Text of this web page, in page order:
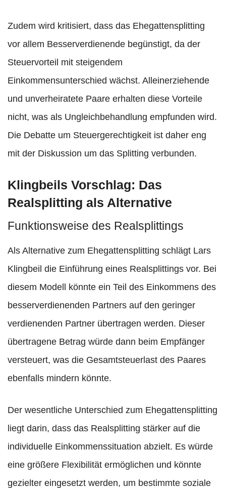
Zudem wird kritisiert, dass das Ehegattensplitting
vor allem Besserverdienende begünstigt, da der
Steuervorteil mit steigendem
Einkommensunterschied wächst. Alleinerziehende
und unverheiratete Paare erhalten diese Vorteile
nicht, was als Ungleichbehandlung empfunden wird.
Die Debatte um Steuergerechtigkeit ist daher eng
mit der Diskussion um das Splitting verbunden.
Klingbeils Vorschlag: Das
Realsplitting als Alternative
Funktionsweise des Realsplittings
Als Alternative zum Ehegattensplitting schlägt Lars
Klingbeil die Einführung eines Realsplittings vor. Bei
diesem Modell könnte ein Teil des Einkommens des
besserverdienenden Partners auf den geringer
verdienenden Partner übertragen werden. Dieser
übertragene Betrag würde dann beim Empfänger
versteuert, was die Gesamtsteuerlast des Paares
ebenfalls mindern könnte.
Der wesentliche Unterschied zum Ehegattensplitting
liegt darin, dass das Realsplitting stärker auf die
individuelle Einkommenssituation abzielt. Es würde
eine größere Flexibilität ermöglichen und könnte
gezielter eingesetzt werden, um bestimmte soziale